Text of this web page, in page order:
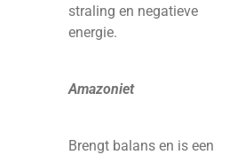
straling en negatieve
energie.
Amazoniet
Brengt balans en is een